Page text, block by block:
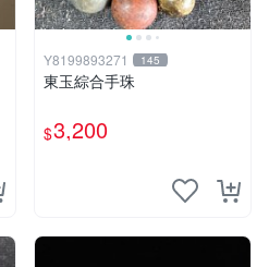
Y8199893271 145
東玉綜合手珠
$3,200